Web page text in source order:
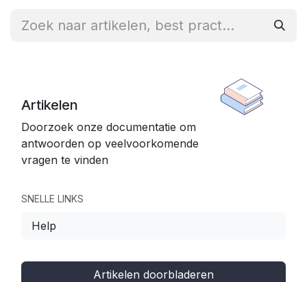
Artikelen
Doorzoek onze documentatie om
antwoorden op veelvoorkomende
vragen te vinden
SNELLE LINKS
Help
Artikelen doorbladeren